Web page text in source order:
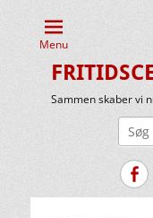
Menu
Sammen skaber vi